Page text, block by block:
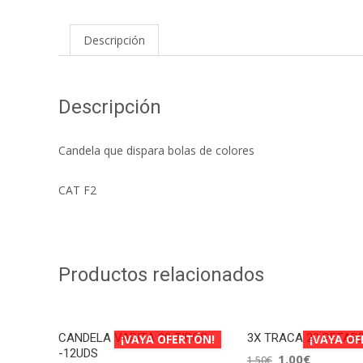
Descripción
Descripción
Candela que dispara bolas de colores
CAT F2
Productos relacionados
¡VAYA OFERTÓN!
CANDELA VARITA 20 TIROS
-12UDS
¡VAYA
3X TRACA 20
1,50€ 1,00€